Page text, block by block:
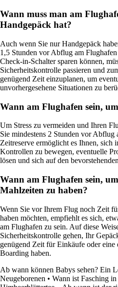
Wann muss man am
Handgepäck hat?
Auch wenn Sie nur Handgepäck
1,5 Stunden vor Abflug am
Check-in-Schalter sparen können,
Sicherheitskontrolle passieren und
genügend Zeit einzuplanen, um
unvorhergesehene Situationen zu
Wann am Flughafen sein,
Um Stress zu vermeiden und Ihren
Sie mindestens 2 Stunden vor Abflug
Zeitreserve ermöglicht es Ihnen, sich
Kontrollen zu bewegen, eventuelle
lösen und sich auf den
Wann am Flughafen sein,
Mahlzeiten zu haben?
Wenn Sie vor Ihrem Flug noch Zeit
haben möchten, empfiehlt es sich,
am Flughafen zu sein. Auf diese
Sicherheitskontrolle gehen, Ihr
genügend Zeit für Einkäufe oder
Boarding haben.
Ab wann können Babys sehen? Ein
Neugeborenen • Wann ist Fasching